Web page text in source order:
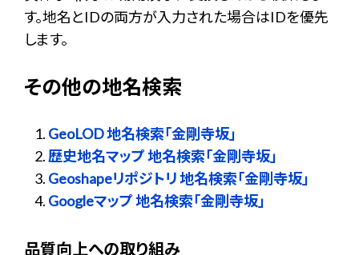
す。地名とIDの両方が入力された場合はIDを優先
します。
その他の地名検索
GeoLOD 地名検索「金剛寺坂」
歴史地名マップ 地名検索「金剛寺坂」
Geoshapeリポジトリ 地名検索「金剛寺坂」
Googleマップ 地名検索「金剛寺坂」
品質向上への取り組み